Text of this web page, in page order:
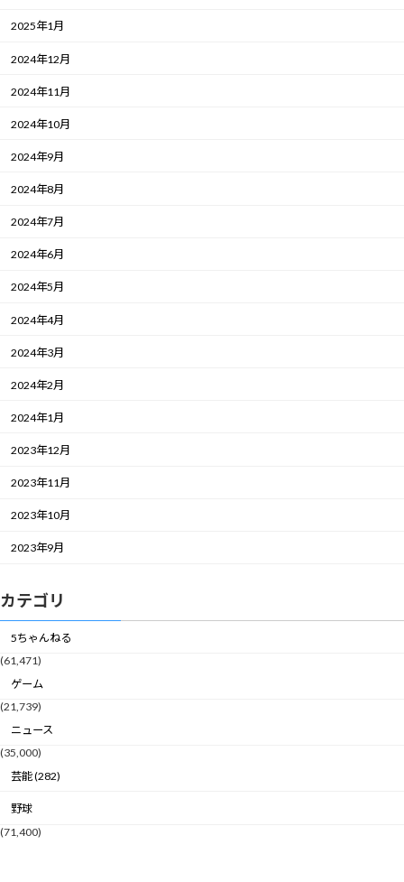
2025年1月
2024年12月
2024年11月
2024年10月
2024年9月
2024年8月
2024年7月
2024年6月
2024年5月
2024年4月
2024年3月
2024年2月
2024年1月
2023年12月
2023年11月
2023年10月
2023年9月
カテゴリ
5ちゃんねる
(61,471)
ゲーム
(21,739)
ニュース
(35,000)
芸能 (282)
野球
(71,400)